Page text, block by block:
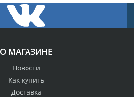
О МАГАЗИНЕ
Новости
Как купить
Доставка